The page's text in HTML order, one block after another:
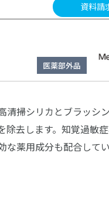
SDS
資料請
医薬部外品
清掃シリカとブラッシ
除去します。知覚過敏
薬用成分も配合してい